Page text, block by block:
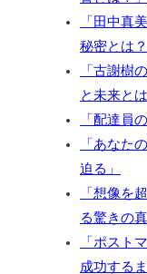
「田中真
秘密とは？
「古謝樹
と未来とは
「配達員
「あなた
迫る」
「想像を
る驚きの
「ポスト
成功する